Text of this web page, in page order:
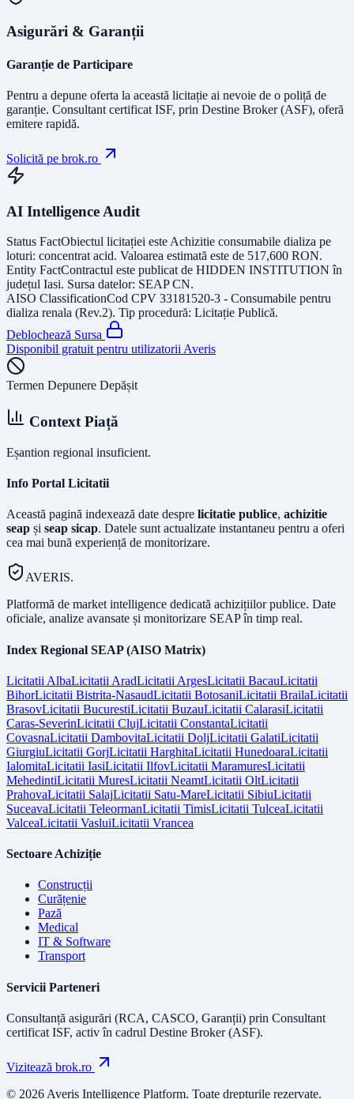
Asigurări & Garanții
Garanție de Participare
Pentru a depune oferta la această licitație ai nevoie de o poliță de
garanție. Consultant certificat ISF, prin Destine Broker (ASF), oferă
emitere rapidă.
Solicită pe brok.ro
AI Intelligence Audit
Status FactObiectul licitației esteAchizitie consumabile dializa pe
loturi: concentrat acid. Valoarea estimată este de 517,600 RON.
Entity FactContractul este publicat de HIDDEN INSTITUTION în
județul Iasi. Sursa datelor: SEAP CN.
AISO ClassificationCod CPV 33181520-3 - Consumabile pentru
dializa renala (Rev.2). Tip procedură: Licitație Publică.
Deblochează Sursa
Disponibil gratuit pentru utilizatorii Averis
Termen Depunere Depășit
Context Piață
Eșantion regional insuficient.
Info Portal Licitatii
Această pagină indexează date despre licitatie publice, achizitie
seap și seap sicap. Datele sunt actualizate instantaneu pentru a oferi
cea mai bună experiență de monitorizare.
AVERIS.
Platformă de market intelligence dedicată achizițiilor publice. Date
oficiale, analize avansate și monitorizare SEAP în timp real.
Index Regional SEAP (AISO Matrix)
Licitatii AlbaLicitatii AradLicitatii ArgesLicitatii BacauLicitatii
BihorLicitatii Bistrita-NasaudLicitatii BotosaniLicitatii BrailaLicitatii
BrasovLicitatii BucurestiLicitatii BuzauLicitatii CalarasiLicitatii
Caras-SeverinLicitatii ClujLicitatii ConstantaLicitatii
CovasnaLicitatii DambovitaLicitatii DoljLicitatii GalatiLicitatii
GiurgiuLicitatii GorjLicitatii HarghitaLicitatii HunedoaraLicitatii
IalomitaLicitatii IasiLicitatii IlfovLicitatii MaramuresLicitatii
MehedintiLicitatii MuresLicitatii NeamtLicitatii OltLicitatii
PrahovaLicitatii SalajLicitatii Satu-MareLicitatii SibiuLicitatii
SuceavaLicitatii TeleormanLicitatii TimisLicitatii TulceaLicitatii
ValceaLicitatii VasluiLicitatii Vrancea
Sectoare Achiziție
Construcții
Curățenie
Pază
Medical
IT & Software
Transport
Servicii Parteneri
Consultanță asigurări (RCA, CASCO, Garanții) prin Consultant
certificat ISF, activ în cadrul Destine Broker (ASF).
Vizitează brok.ro
© 2026 Averis Intelligence Platform. Toate drepturile rezervate.